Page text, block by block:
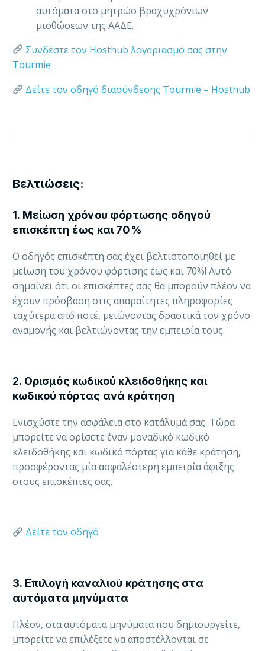
αυτόματα στο μητρώο βραχυχρόνιων
μισθώσεων της ΑΑΔΕ.
Συνδέστε τον Hosthub λογαριασμό σας στην
Tourmie
Δείτε τον οδηγό διασύνδεσης Tourmie – Hosthub
Βελτιώσεις:
1. Μείωση χρόνου φόρτωσης οδηγού
επισκέπτη έως και 70%
Ο οδηγός επισκέπτη σας έχει βελτιστοποιηθεί με
μείωση του χρόνου φόρτισης έως και 70%! Αυτό
σημαίνει ότι οι επισκέπτες σας θα μπορούν πλέον να
έχουν πρόσβαση στις απαραίτητες πληροφορίες
ταχύτερα από ποτέ, μειώνοντας δραστικά τον χρόνο
αναμονής και βελτιώνοντας την εμπειρία τους.
2. Ορισμός κωδικού κλειδοθήκης και
κωδικού πόρτας ανά κράτηση
Ενισχύστε την ασφάλεια στο κατάλυμά σας. Τώρα
μπορείτε να ορίσετε έναν μοναδικό κωδικό
κλειδοθήκης και κωδικό πόρτας για κάθε κράτηση,
προσφέροντας μία ασφαλέστερη εμπειρία άφιξης
στους επισκέπτες σας.
Δείτε τον οδηγό
3. Επιλογή καναλιού κράτησης στα
αυτόματα μηνύματα
Πλέον, στα αυτόματα μηνύματα που δημιουργείτε,
μπορείτε να επιλέξετε να αποστέλλονται σε